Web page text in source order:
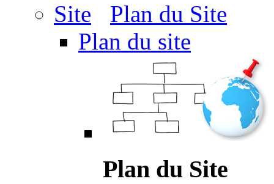
Plan du Site
Plan du site
Plan du Site